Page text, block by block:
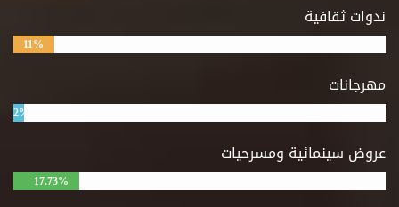
ندوات ثقافية
11%
مهرجانات
2%
عروض سينمائية ومسرحيات
17.73%